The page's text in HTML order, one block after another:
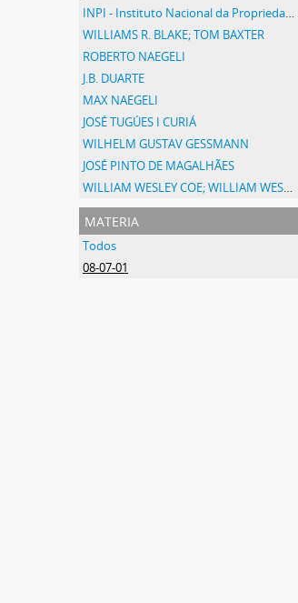
INPI - Instituto Nacional da Propriedade Industrial
WILLIAMS R. BLAKE; TOM BAXTER
ROBERTO NAEGELI
J.B. DUARTE
MAX NAEGELI
JOSÉ TUGÚES I CURIÁ
WILHELM GUSTAV GESSMANN
JOSÉ PINTO DE MAGALHÃES
WILLIAM WESLEY COE; WILLIAM WESLEY COE JUNIOR
materia
Todos
08-07-01